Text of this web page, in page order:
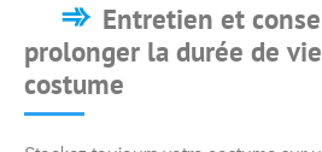
Entretien et
prolonger la durée de
costume